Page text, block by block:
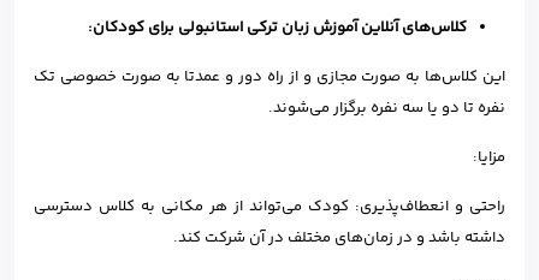
کلاس‌های آنلاین آموزش زبان ترکی استانبولی برای کودکان:
این کلاس‌ها به صورت مجازی و از راه دور و عمدتا به صورت خصوصی تک
نفره تا دو یا سه نفره برگزار می‌شوند.
مزایا:
راحتی و انعطاف‌پذیری: کودک می‌تواند از هر مکانی به کلاس دسترسی
داشته باشد و در زمان‌های مختلف در آن شرکت کند.